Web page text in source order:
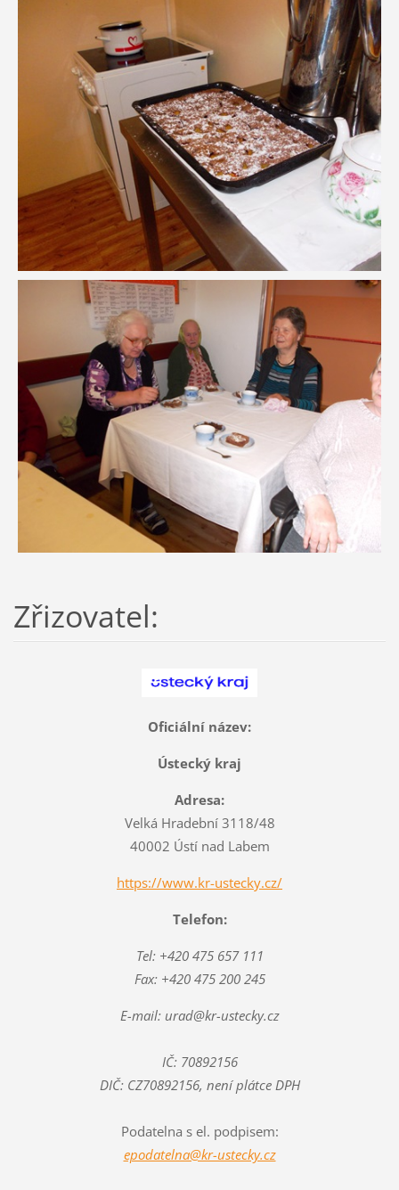
Zřizovatel:
Oficiální název:
Ústecký kraj
Adresa:
Velká Hradební 3118/48
40002 Ústí nad Labem
https://www.kr-ustecky.cz/
Telefon:
Tel: +420 475 657 111
Fax: +420 475 200 245
E-mail: urad@kr-ustecky.cz
IČ: 70892156
DIČ: CZ70892156, není plátce DPH
Podatelna s el. podpisem:
epodatelna@kr-ustecky.cz